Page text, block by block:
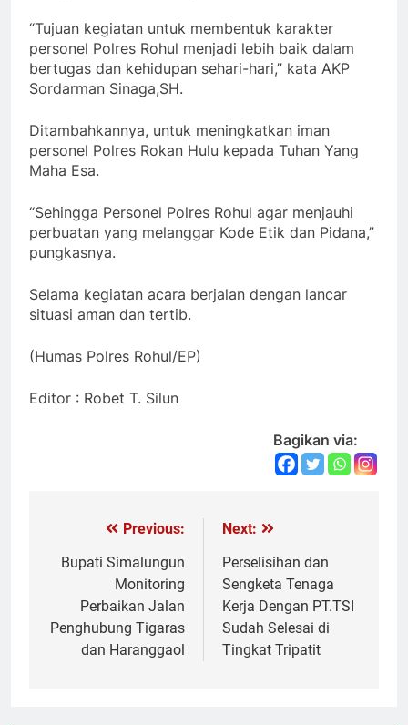
“Tujuan kegiatan untuk membentuk karakter
personel Polres Rohul menjadi lebih baik dalam
bertugas dan kehidupan sehari-hari,” kata AKP
Sordarman Sinaga,SH.
Ditambahkannya, untuk meningkatkan iman
personel Polres Rokan Hulu kepada Tuhan Yang
Maha Esa.
“Sehingga Personel Polres Rohul agar menjauhi
perbuatan yang melanggar Kode Etik dan Pidana,”
pungkasnya.
Selama kegiatan acara berjalan dengan lancar
situasi aman dan tertib.
(Humas Polres Rohul/EP)
Editor : Robet T. Silun
Bagikan via:
Navigasi
pos
Previous:
Bupati Simalungun
Monitoring
Perbaikan Jalan
Penghubung Tigaras
dan Haranggaol
Next:
Perselisihan dan
Sengketa Tenaga
Kerja Dengan PT.TSI
Sudah Selesai di
Tingkat Tripatit